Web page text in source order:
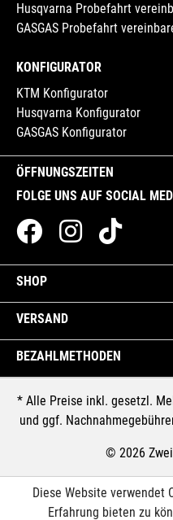
ÖFFNUNGSZEITEN
FOLGE UNS AUF SOCIAL
Husqvarna Probefahrt
GASGAS Probefahrt
KONFIGURATOR
KTM Konfigurator
Husqvarna Konfigurator
GASGAS Konfigurator
SHOP
VERSAND
BEZAHLMETHODEN
* Alle Preise inkl. gesetzl.
und ggf.
© 2026
Diese Website verwendet
Erfahrung bieten zu